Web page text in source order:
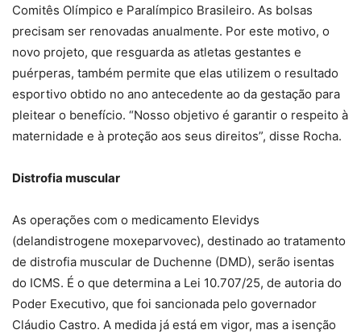
Comitês Olímpico e Paralímpico Brasileiro. As bolsas
precisam ser renovadas anualmente. Por este motivo, o
novo projeto, que resguarda as atletas gestantes e
puérperas, também permite que elas utilizem o resultado
esportivo obtido no ano antecedente ao da gestação para
pleitear o benefício. “Nosso objetivo é garantir o respeito à
maternidade e à proteção aos seus direitos”, disse Rocha.
Distrofia muscular
As operações com o medicamento Elevidys
(delandistrogene moxeparvovec), destinado ao tratamento
de distrofia muscular de Duchenne (DMD), serão isentas
do ICMS. É o que determina a Lei 10.707/25, de autoria do
Poder Executivo, que foi sancionada pelo governador
Cláudio Castro. A medida já está em vigor, mas a isenção